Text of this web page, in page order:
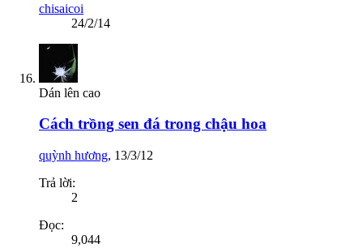
chisaicoi
24/2/14
Dán lên cao
Cách trồng sen đá trong chậu hoa
quỳnh hương, 13/3/12
Trả lời:
2
Đọc:
9,044